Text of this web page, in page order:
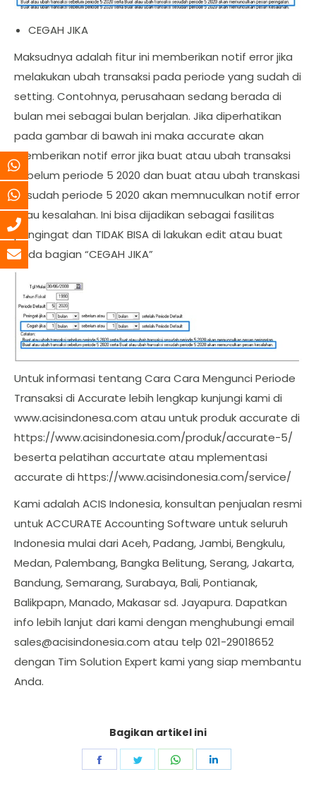
CEGAH JIKA
Maksudnya adalah fitur ini memberikan notif error jika
melakukan ubah transaksi pada periode yang sudah di
setting. Contohnya, perusahaan sedang berada di
bulan mei sebagai bulan berjalan. Jika diperhatikan
pada gambar di bawah ini maka accurate akan
memberikan notif error jika buat atau ubah transaksi
sebelum periode 5 2020 dan buat atau ubah transkasi
sesudah periode 5 2020 akan memnuculkan notif error
atau kesalahan. Ini bisa dijadikan sebagai fasilitas
pengingat dan TIDAK BISA di lakukan edit atau buat
pada bagian “CEGAH JIKA”
Untuk informasi tentang Cara Cara Mengunci Periode
Transaksi di Accurate lebih lengkap kunjungi kami di
www.acisindonesa.com atau untuk produk accurate di
https://www.acisindonesia.com/produk/accurate-5/
beserta pelatihan accurtate atau mplementasi
accurate di https://www.acisindonesia.com/service/
Kami adalah ACIS Indonesia, konsultan penjualan resmi
untuk ACCURATE Accounting Software untuk seluruh
Indonesia mulai dari Aceh, Padang, Jambi, Bengkulu,
Medan, Palembang, Bangka Belitung, Serang, Jakarta,
Bandung, Semarang, Surabaya, Bali, Pontianak,
Balikpapn, Manado, Makasar sd. Jayapura. Dapatkan
info lebih lanjut dari kami dengan menghubungi email
sales@acisindonesia.com atau telp 021-29018652
dengan Tim Solution Expert kami yang siap membantu
Anda.
Bagikan artikel ini
Share
Share
Share